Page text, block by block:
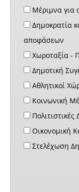
Μέριμνα για
Δημοκρατία
αποφάσεων
Χωροταξία -
Δημοτική
Αθλητικοί
Κοινωνική
Οικονομική
Στελέχωση